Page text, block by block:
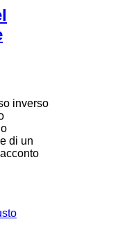
inverso
di un